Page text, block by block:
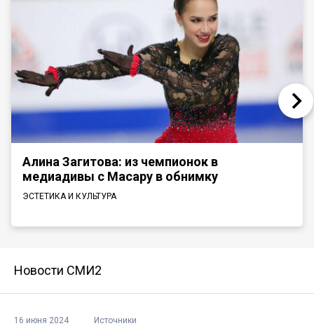
Алина Загитова: из чемпионок в
медиадивы с Масару в обнимку
ЭСТЕТИКА И КУЛЬТУРА
Новости СМИ2
16 июня 2024 Источники